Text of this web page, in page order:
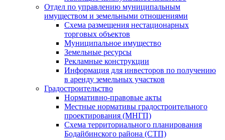
Отдел по управлению муниципальным
имуществом и земельными отношениями
Схема размещения нестационарных
торговых объектов
Муниципальное имущество
Земельные ресурсы
Рекламные конструкции
Информация для инвесторов по получению
в аренду земельных участков
Градостроительство
Нормативно-правовые акты
Местные нормативы градостроительного
проектирования (МНГП)
Схема территориального планирования
Бодайбинского района (СТП)